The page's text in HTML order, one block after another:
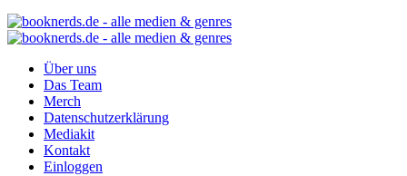
Über uns
Das Team
Merch
Datenschutzerklärung
Mediakit
Kontakt
Einloggen